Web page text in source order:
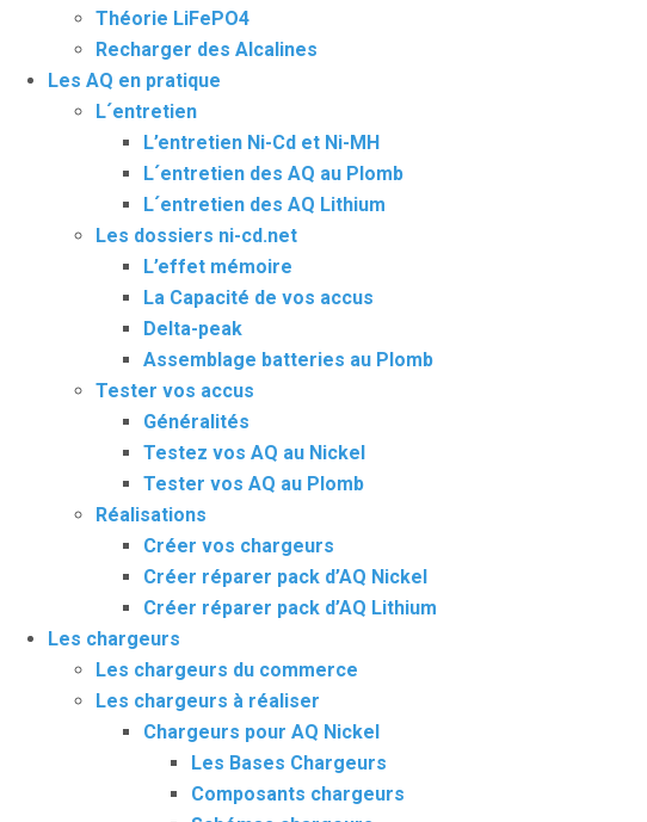
Théorie LiFePO4
Recharger des Alcalines
Les AQ en pratique
L´entretien
L’entretien Ni-Cd et Ni-MH
L´entretien des AQ au Plomb
L´entretien des AQ Lithium
Les dossiers ni-cd.net
L’effet mémoire
La Capacité de vos accus
Delta-peak
Assemblage batteries au Plomb
Tester vos accus
Généralités
Testez vos AQ au Nickel
Tester vos AQ au Plomb
Réalisations
Créer vos chargeurs
Créer réparer pack d’AQ Nickel
Créer réparer pack d’AQ Lithium
Les chargeurs
Les chargeurs du commerce
Les chargeurs à réaliser
Chargeurs pour AQ Nickel
Les Bases Chargeurs
Composants chargeurs